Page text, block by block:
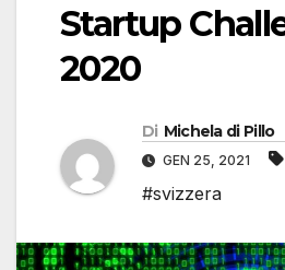
Startup
2020
Di Michela di Pillo
GEN 25, 2021
#svizzera